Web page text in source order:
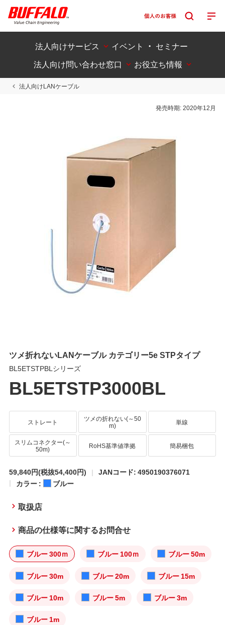
法人向けサービス
イベント ・ セミナー
法人向け問い合わせ窓口
お役立ち情報
法人向けLANケーブル
発売時期:2020年12月
ツメ折れないLANケーブル カテゴリー5e STPタイプ
BL5ETSTPBLシリーズ
BL5ETSTP3000BL
ストレート ツメの折れない(～50
m) 単線
スリムコネクター(～
50m) RoHS基準値準拠 簡易梱包
59,840円(税抜54,400円)
JANコード: 4950190376071
カラー :
ブルー
取扱店
商品の仕様等に関するお問合せ
ブルー 300ｍ ブルー 100ｍ ブルー 50m
ブルー 30m ブルー 20m ブルー 15m
ブルー 10m ブルー 5m ブルー 3m
ブルー 1m